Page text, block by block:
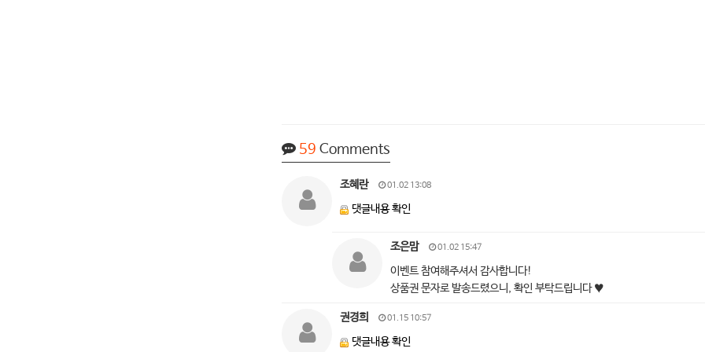
59 Comments
조혜란 01.02 13:08
댓글내용 확인
조은맘 01.02 15:47
이벤트 참여해주셔서 감사합니다!
상품권 문자로 발송드렸으니, 확인 부탁드립니다 ♥
권경희 01.15 10:57
댓글내용 확인